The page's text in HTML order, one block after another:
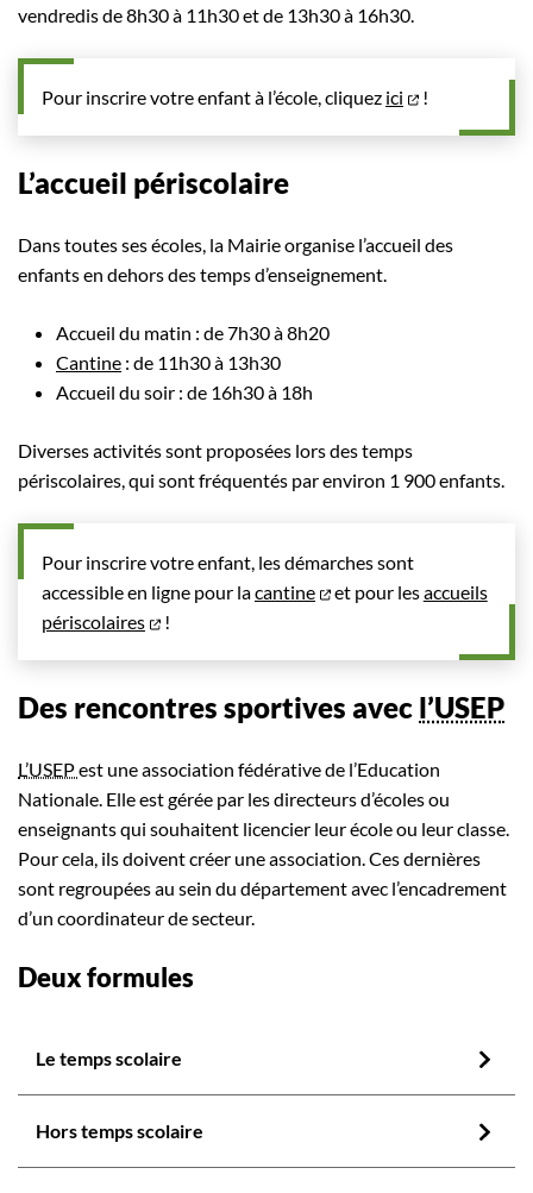
vendredis de 8h30 à 11h30 et de 13h30 à 16h30.
Pour inscrire votre enfant à l’école, cliquez ici !
L’accueil périscolaire
Dans toutes ses écoles, la Mairie organise l’accueil des
enfants en dehors des temps d’enseignement.
Accueil du matin : de 7h30 à 8h20
Cantine : de 11h30 à 13h30
Accueil du soir : de 16h30 à 18h
Diverses activités sont proposées lors des temps
périscolaires, qui sont fréquentés par environ 1 900 enfants.
Pour inscrire votre enfant, les démarches sont
accessible en ligne pour lacantine et pour lesaccueils
périscolaires
!
Des rencontres sportives avec l’USEP
L’USEPest une association fédérative de l’Education
Nationale. Elle est gérée par les directeurs d’écoles ou
enseignants qui souhaitent licencier leur école ou leur classe.
Pour cela, ils doivent créer une association. Ces dernières
sont regroupées au sein du département avec l’encadrement
d’un coordinateur de secteur.
Deux formules
Le temps scolaire
Hors temps scolaire